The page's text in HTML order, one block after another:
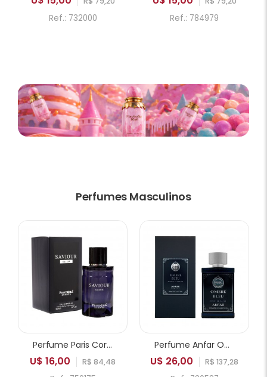
Ref.: 732000 Ref.: 784979
Perfumes Masculinos
Perfume Paris Corner Pendora Saviour Elixir EDP Masculino 100ml
U$ 16,00 R$ 84,48
Perfume Anfar Ombre Bleu Extrait de Parfum Masculino 50ml
U$ 26,00 R$ 137,28